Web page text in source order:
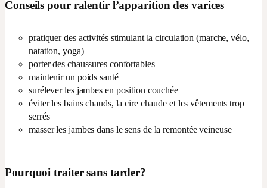
Conseils pour ralentir l’apparition des varices
pratiquer des activités stimulant la circulation (marche, vélo,
natation, yoga)
porter des chaussures confortables
maintenir un poids santé
surélever les jambes en position couchée
éviter les bains chauds, la cire chaude et les vêtements trop
serrés
masser les jambes dans le sens de la remontée veineuse
Pourquoi traiter sans tarder?